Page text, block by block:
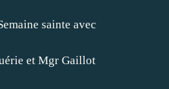
sainte avec
et Mgr Gaillot